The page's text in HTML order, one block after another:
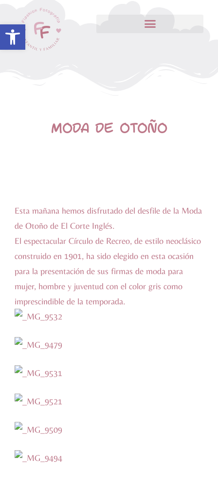
Abrir barra de herramientas
MODA DE OTOÑO
Esta mañana hemos disfrutado del desfile de la Moda
de Otoño de El Corte Inglés.
El espectacular Círculo de Recreo, de estilo neoclásico
construido en 1901, ha sido elegido en esta ocasión
para la presentación de sus firmas de moda para
mujer, hombre y juventud con el color gris como
imprescindible de la temporada.